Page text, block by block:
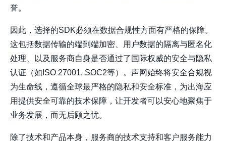
誉。
因此，选择的SDK必须在数据合规性方面有严格的保障。
这包括数据传输的端到端加密、用户数据的隔离与匿名化
处理、以及服务商自身是否通过了国际权威的安全与隐私
认证（如ISO 27001, SOC2等）。声网始终将安全合规视
为生命线，遵循全球最严格的隐私和安全标准，为出海应
用提供安全可靠的技术保障，让开发者可以安心地聚焦于
业务发展，而无后顾之忧。
除了技术和产品本身，服务商的技术支持和客户服务能力